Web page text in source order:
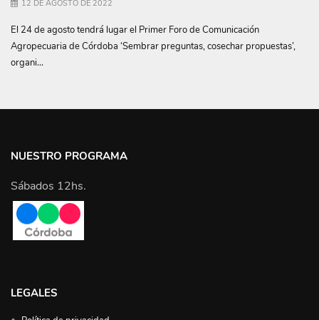
12 DE AGOSTO DE 2022
El 24 de agosto tendrá lugar el Primer Foro de Comunicación
Agropecuaria de Córdoba ‘Sembrar preguntas, cosechar propuestas’,
organi...
NUESTRO PROGRAMA
Sábados 12hs.
LEGALES